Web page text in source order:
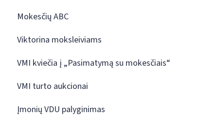
Mokesčių ABC
Viktorina moksleiviams
VMI kviečia į „Pasimatymą su mokesčiais“
VMI turto aukcionai
Įmonių VDU palyginimas